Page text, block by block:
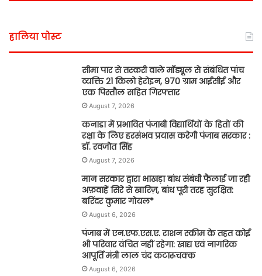
हालिया पोस्ट
सीमा पार से तस्करी वाले मॉड्यूल से संबंधित पांच
व्यक्ति 21 किलो हेरोइन, 970 ग्राम आईसीई और
एक पिस्तौल सहित गिरफ्तार
August 7, 2026
कनाडा में प्रभावित पंजाबी विद्यार्थियों के हितों की
रक्षा के लिए हरसंभव प्रयास करेगी पंजाब सरकार :
डॉ. रवजोत सिंह
August 7, 2026
मान सरकार द्वारा भाखड़ा बांध संबंधी फैलाई जा रही
अफ़वाहें सिरे से खारिज़, बांध पूरी तरह सुरक्षित:
बरिंदर कुमार गोयल*
August 6, 2026
पंजाब में एन.एफ.एस.ए. राशन स्कीम के तहत कोई
भी परिवार वंचित नहीं रहेगा: खाद्य एवं नागरिक
आपूर्ति मंत्री लाल चंद कटारूचक्क
August 6, 2026